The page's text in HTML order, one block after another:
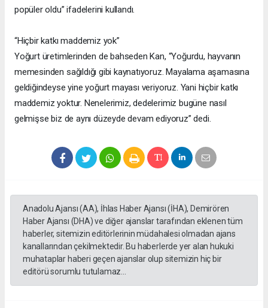
popüler oldu” ifadelerini kullandı.
“Hiçbir katkı maddemiz yok”
Yoğurt üretimlerinden de bahseden Kan, “Yoğurdu, hayvanın
memesinden sağıldığı gibi kaynatıyoruz. Mayalama aşamasına
geldiğindeyse yine yoğurt mayası veriyoruz. Yani hiçbir katkı
maddemiz yoktur. Nenelerimiz, dedelerimiz bugüne nasıl
gelmişse biz de aynı düzeyde devam ediyoruz” dedi.
Anadolu Ajansı (AA), İhlas Haber Ajansı (İHA), Demirören
Haber Ajansı (DHA) ve diğer ajanslar tarafından eklenen tüm
haberler, sitemizin editörlerinin müdahalesi olmadan ajans
kanallarından çekilmektedir. Bu haberlerde yer alan hukuki
muhataplar haberi geçen ajanslar olup sitemizin hiç bir
editörü sorumlu tutulamaz...